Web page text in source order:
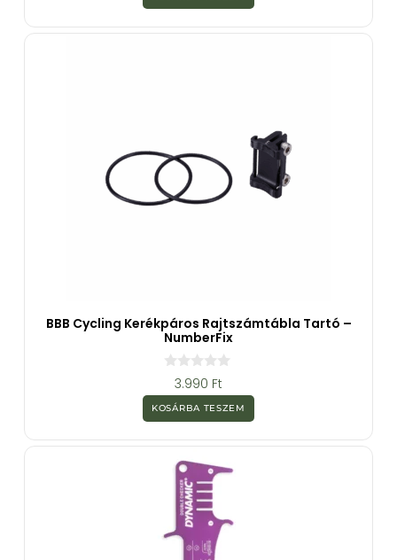
b
BBB Cycling Kerékpáros Rajtszámtábla Tartó –
NumberFix
z
5
b
3.990 Ft
KOSÁRBA TESZEM